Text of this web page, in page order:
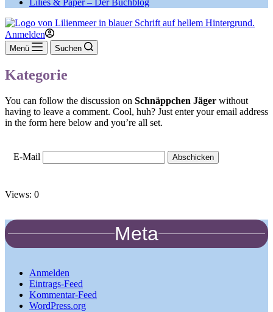
Lilies & Paper – Der Buchblog
Anmelden
Menü Suchen
Kategorie
You can follow the discussion on Schnäppchen Jäger without
having to leave a comment. Cool, huh? Just enter your email address
in the form here below and you’re all set.
E-Mail
Views: 0
Meta
Anmelden
Eintrags-Feed
Kommentar-Feed
WordPress.org